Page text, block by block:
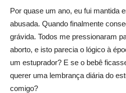
Por quase um ano, eu fui mantida
abusada. Quando finalmente
grávida. Todos me pressionaram
aborto, e isto parecia o lógico à
um estuprador? E se o bebê
querer uma lembrança diária do
comigo?